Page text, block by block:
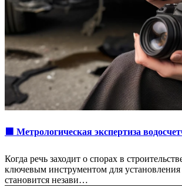
🟩 Метрологическая экспертиза
Когда речь заходит о спорах в
ключевым инструментом для
становится незави…